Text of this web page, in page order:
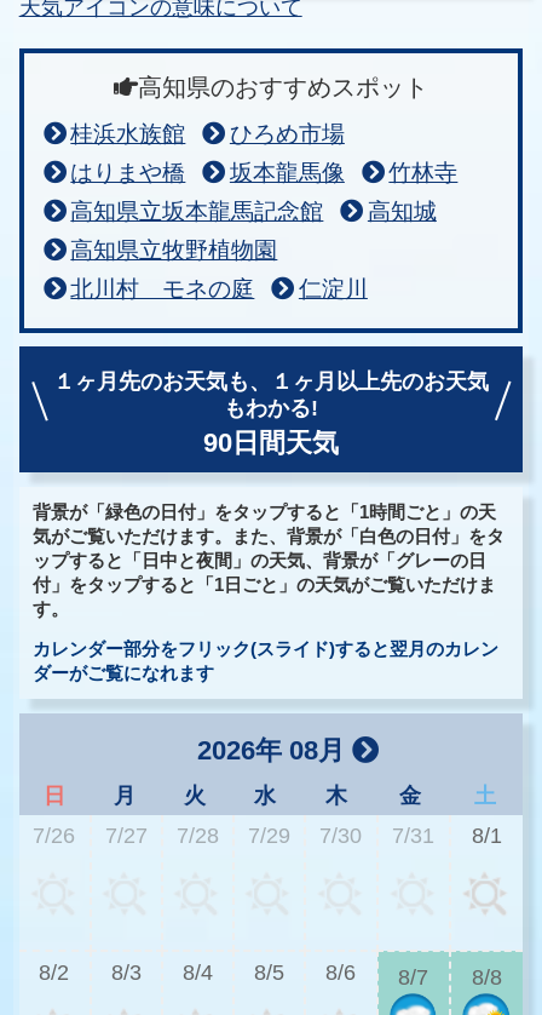
天気アイコンの意味について
高知県のおすすめスポット
桂浜水族館
ひろめ市場
はりまや橋
坂本龍馬像
竹林寺
高知県立坂本龍馬記念館
高知城
高知県立牧野植物園
北川村 モネの庭
仁淀川
１ヶ月先のお天気も、
１ヶ月以上先のお天気
もわかる!
90日間天気
背景が「緑色の日付」をタップすると「1時間ごと」の天
気がご覧いただけます。また、背景が「白色の日付」をタ
ップすると「日中と夜間」の天気、背景が「グレーの日
付」をタップすると「1日ごと」の天気がご覧いただけま
す。
カレンダー部分をフリック(スライド)すると翌月のカレン
ダーがご覧になれます
2026年 08月
日 月 火 水 木 金
土
7/26
7/27 7/28 7/29 7/30 7/31 8/1
8/2 8/3 8/4 8/5 8/6 8/7 8/8